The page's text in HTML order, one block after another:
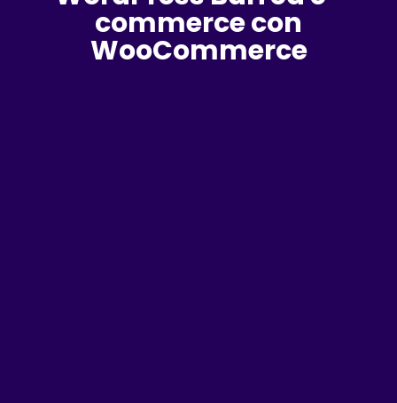
commerce con
WooCommerce